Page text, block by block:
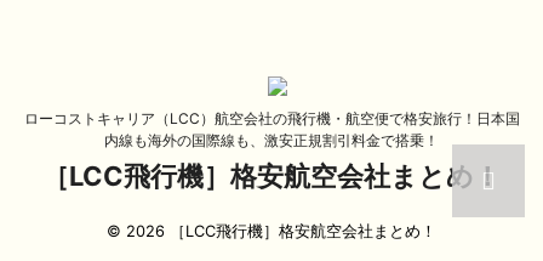
ローコストキャリア（LCC）航空会社の飛行機・航空便で格安旅行！日本国
内線も海外の国際線も、激安正規割引料金で搭乗！
［LCC飛行機］格安航空会社まとめ！
© 2026 ［LCC飛行機］格安航空会社まとめ！